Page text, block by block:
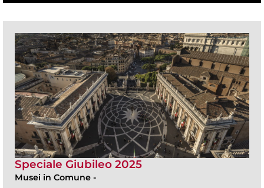
Speciale Giubileo 2025
Musei in Comune -